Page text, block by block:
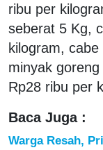
ribu per
seberat 5 Kg,
kilogram,
minyak
Rp28 ribu per
Baca Juga :
Warga Resah,